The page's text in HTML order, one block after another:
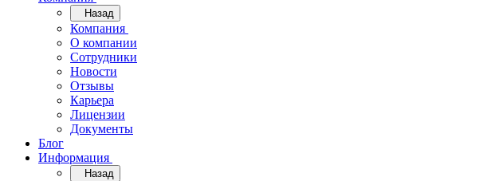
Назад
Компания
О компании
Сотрудники
Новости
Отзывы
Карьера
Лицензии
Документы
Блог
Информация
Назад